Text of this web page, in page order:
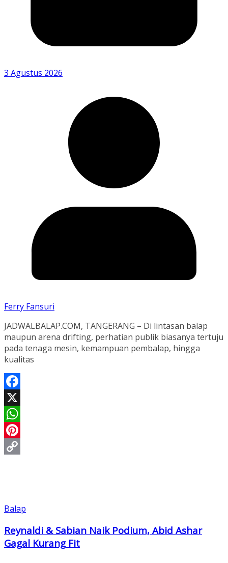
3 Agustus 2026
Ferry Fansuri
JADWALBALAP.COM, TANGERANG – Di lintasan balap
maupun arena drifting, perhatian publik biasanya tertuju
pada tenaga mesin, kemampuan pembalap, hingga
kualitas
Facebook
X
WhatsApp
Pinterest
Balap
Reynaldi & Sabian Naik Podium, Abid Ashar
Gagal Kurang Fit